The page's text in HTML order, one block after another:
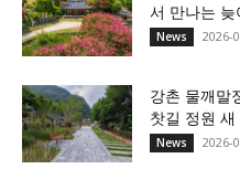
서 만나는 늦
News 2026-
강촌 물깨말
찻길 정원 새
News 2026-